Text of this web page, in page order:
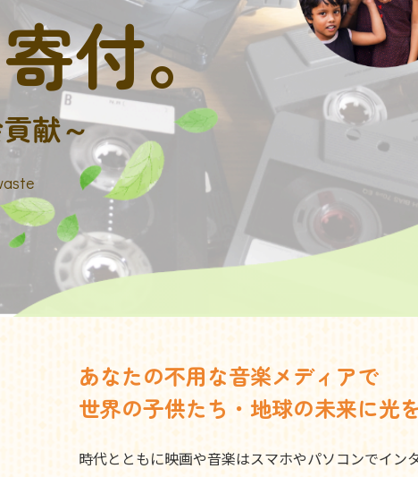
付。
献～
あなたの不用な音楽メディアで
世界の子供たち・地球の未来に光を
時代とともに映画や音楽はスマホやパソコンでイン